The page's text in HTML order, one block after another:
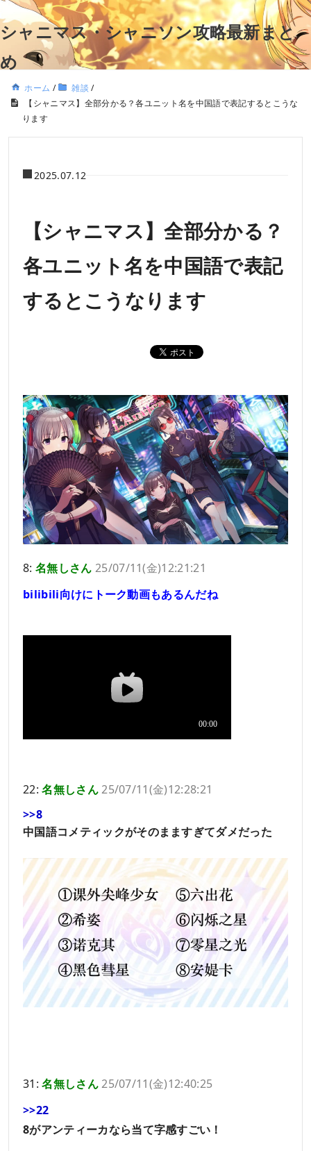
シャニマス・シャニソン攻略最新まと
め
ホーム / 雑談 /
【シャニマス】全部分かる？各ユニット名を中国語で表記するとこうな
ります
2025.07.12
【シャニマス】全部分かる？
各ユニット名を中国語で表記
するとこうなります
8: 名無しさん 25/07/11(金)12:21:21
bilibili向けにトーク動画もあるんだね
22:名無しさん25/07/11(金)12:28:21
>>8
中国語コメティックがそのまますぎてダメだった
31:名無しさん25/07/11(金)12:40:25
>>22
8がアンティーカなら当て字感すごい！